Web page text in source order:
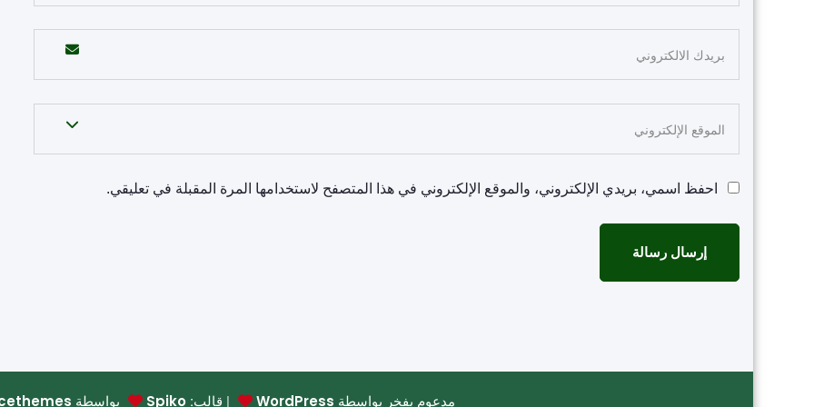
احفظ اسمي، بريدي الإلكتروني، والموقع الإلكتروني في هذا المتصفح لاستخدامها المرة المقبلة في تعليقي.
مدعوم بفخر بواسطة WordPress | قالب: Spiko بواسطة